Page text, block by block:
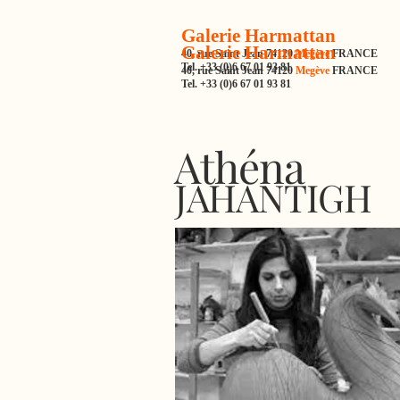
Galerie Harmattan
40, rue Saint Jean 74120 Megève FRANCE
Tel. +33 (0)6 67 01 93 81
Galerie Harmattan
40, rue Saint Jean 74120MegèveFRANCE
Tel. +33 (0)6 67 01 93 81
JAHANTIGH
Athéna